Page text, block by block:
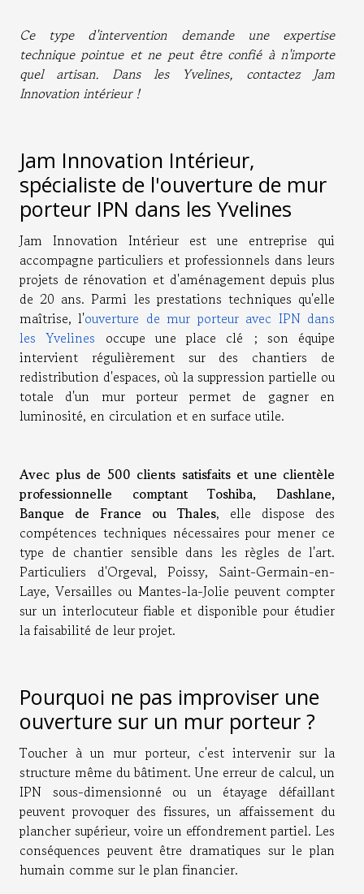
Ce type d'intervention demande une expertise
technique pointue et ne peut être confié à n'importe
quel artisan. Dans les Yvelines, contactez Jam
Innovation intérieur !
Jam Innovation Intérieur,
spécialiste de l'ouverture de mur
porteur IPN dans les Yvelines
Jam Innovation Intérieur est une entreprise qui
accompagne particuliers et professionnels dans leurs
projets de rénovation et d'aménagement depuis plus
de 20 ans. Parmi les prestations techniques qu'elle
maîtrise, l'ouverture de mur porteur avec IPN dans
les Yvelines occupe une place clé ; son équipe
intervient régulièrement sur des chantiers de
redistribution d'espaces, où la suppression partielle ou
totale d'un mur porteur permet de gagner en
luminosité, en circulation et en surface utile.
Avec plus de 500 clients satisfaits et une clientèle
professionnelle comptant Toshiba, Dashlane,
Banque de France ou Thales, elle dispose des
compétences techniques nécessaires pour mener ce
type de chantier sensible dans les règles de l'art.
Particuliers d'Orgeval, Poissy, Saint-Germain-en-
Laye, Versailles ou Mantes-la-Jolie peuvent compter
sur un interlocuteur fiable et disponible pour étudier
la faisabilité de leur projet.
Pourquoi ne pas improviser une
ouverture sur un mur porteur ?
Toucher à un mur porteur, c'est intervenir sur la
structure même du bâtiment. Une erreur de calcul, un
IPN sous-dimensionné ou un étayage défaillant
peuvent provoquer des fissures, un affaissement du
plancher supérieur, voire un effondrement partiel. Les
conséquences peuvent être dramatiques sur le plan
humain comme sur le plan financier.